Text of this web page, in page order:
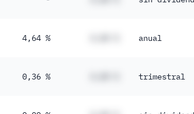
4,64 % anual
0,36 % trimestral